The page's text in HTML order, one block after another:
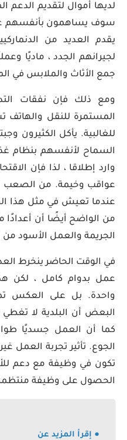
لديها أموال لتقديم الدعم
سوف يساهمون بأنفسهم
يقدم العديد من
لجيرانهم الجدد ، ماديًا
جمع الأثاث والملابس في
ومع ذلك فإن نفقات
المستمرة للنقل والهاتف
للغالبية. يأكل الكثيرون
السماح لأنفسهم بنظام
وارد إطلاقا ، لذا فإن
عواقب وخيمة. من الصعب
عندما تعيش في مثل هذا
من الواضح أيضًا أن أعدادًا
الجريمة والعمل الأسود من
في الوقت الحاضر ينخرط
عمل بدوام كامل ، لكن
واحدة. بل على العكس
البعض أن البلدية لا تغطي
كما أن العمل جسديًا
الجوع. تأثير تجربة العمل
تكون في وظيفة مع دعم
الحصول على وظيفة
● إقرأ المزيد عن